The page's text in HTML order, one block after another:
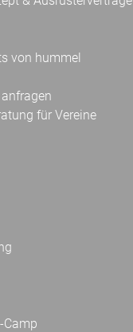
von hummel
für Vereine
Camp